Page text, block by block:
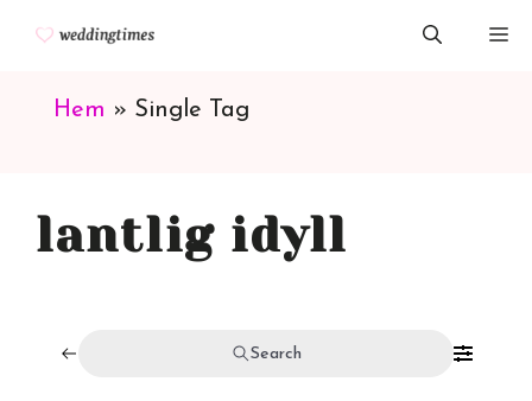
Hem » Single Tag
lantlig idyll
Search